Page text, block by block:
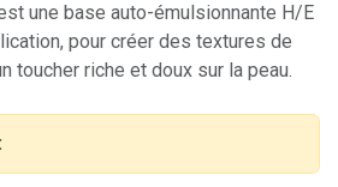
une base auto-émulsionnante H/E
pour créer des textures de
toucher riche et doux sur la peau.